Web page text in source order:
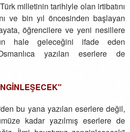
milletinin tarihiyle olan irtibatını
ve bin yıl öncesinden başlayan
öğrencilere ve yeni nesillere
hale geleceğini ifade eden
yazılan eserlere de
bu yana yazılan eserlere değil,
kadar yazılmış eserlere de